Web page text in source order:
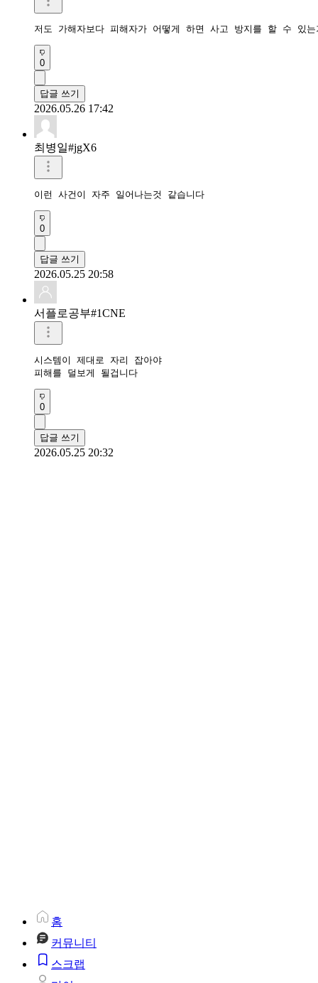
저도 가해자보다 피해자가 어떻게 하면 사고 방지를 할 수 있
0
답글 쓰기
2026.05.26 17:42
최병일#jgX6
이런 사건이 자주 일어나는것 같습니다
0
답글 쓰기
2026.05.25 20:58
서플로공부#1CNE
시스템이 제대로 자리 잡아야
피해를 덜보게 될겁니다
0
답글 쓰기
2026.05.25 20:32
홈
커뮤니티
스크랩